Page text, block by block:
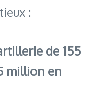
:
de 155
million en